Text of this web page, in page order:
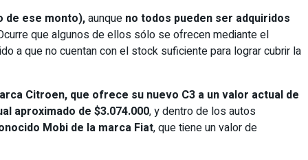
de ese monto),aunque no todos pueden ser adquiridos
que algunos de ellos sólo se ofrecen mediante el
a que no cuentan con el stock suficiente para lograr cubrir la
Citroen, que ofrece su nuevo C3 a un valor actual de
aproximado de $3.074.000, y dentro de los autos
Mobi de la marca Fiat, que tiene un valor de